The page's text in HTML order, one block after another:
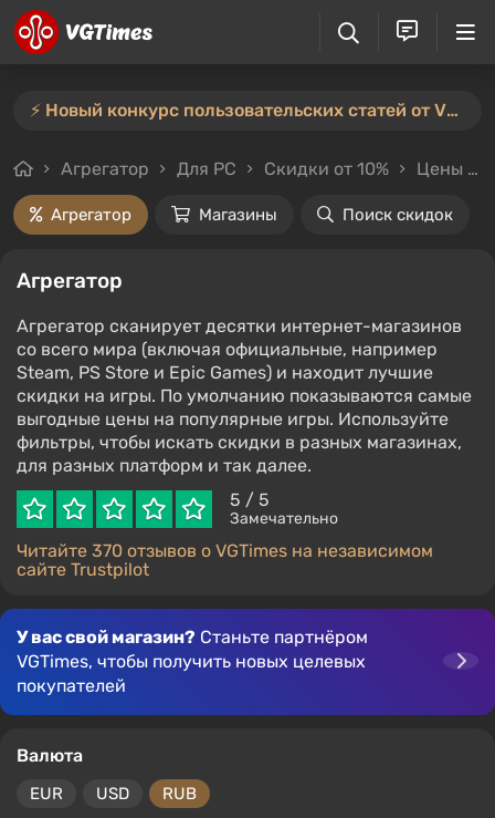
⚡️ Новый конкурс пользовательских статей от VGTimes — участвуйте тут ⚡️
Агрегатор Для PC Скидки от 10% Цены до 700₽
Агрегатор Магазины Поиск скидок
Агрегатор
Агрегатор сканирует десятки интернет-магазинов
со всего мира (включая официальные, например
Steam, PS Store и Epic Games) и находит лучшие
скидки на игры. По умолчанию показываются самые
выгодные цены на популярные игры. Используйте
фильтры, чтобы искать скидки в разных магазинах,
для разных платформ и так далее.
5 / 5
Замечательно
Читайте 370 отзывов о VGTimes на независимом
сайте Trustpilot
У вас свой магазин? Станьте партнёром
VGTimes, чтобы получить новых целевых
покупателей
Валюта
EUR USD RUB